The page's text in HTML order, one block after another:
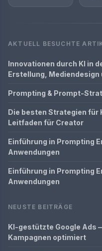
AKTUELL BESUCHTE
Innovationen durch KI in
Erstellung, Mediendesign
Prompting & Prompt-
Die besten Strategien für
Leitfaden für Creator
Einführung in Prompting
Anwendungen
Einführung in Prompting
Anwendungen
NEUSTE BEITRÄGE
KI-gestützte Google Ads
Kampagnen optimiert